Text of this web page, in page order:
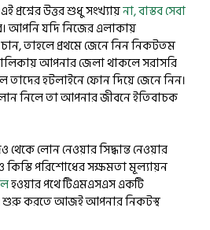
উত্তর শুধু সংখ্যায়না, বাস্তব সেবা
আপনি যদি নিজের এলাকায়
তাহলে প্রথমে জেনে নিন নিকটতম
আপনার জেলা থাকলে সরাসরি
হটলাইনে ফোন দিয়ে জেনে নিন।
নিলে তা আপনার জীবনে ইতিবাচক
লোন নেওয়ার সিদ্ধান্ত নেওয়ার
পরিশোধের সক্ষমতা মূল্যায়ন
হওয়ার পথে টিএমএসএস একটি
শুরু করতে আজই আপনার নিকটস্থ